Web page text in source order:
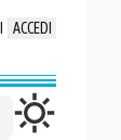
ACCEDI